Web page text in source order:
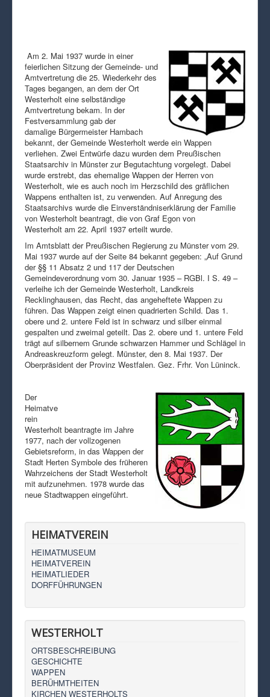
Am 2. Mai 1937 wurde in einer
feierlichen Sitzung der Gemeinde- und
Amtvertretung die 25. Wiederkehr des
Tages begangen, an dem der Ort
Westerholt eine selbständige
Amtvertretung bekam. In der
Festversammlung gab der
damalige Bürgermeister Hambach
bekannt, der Gemeinde Westerholt werde ein Wappen
verliehen. Zwei Entwürfe dazu wurden dem Preußischen
Staatsarchiv in Münster zur Begutachtung vorgelegt. Dabei
wurde erstrebt, das ehemalige Wappen der Herren von
Westerholt, wie es auch noch im Herzschild des gräflichen
Wappens enthalten ist, zu verwenden. Auf Anregung des
Staatsarchivs wurde die Einverständniserklärung der Familie
von Westerholt beantragt, die von Graf Egon von
Westerholt am 22. April 1937 erteilt wurde.
Im Amtsblatt der Preußischen Regierung zu Münster vom 29.
Mai 1937 wurde auf der Seite 84 bekannt gegeben: „Auf Grund
der §§ 11 Absatz 2 und 117 der Deutschen
Gemeindeverordnung vom 30. Januar 1935 – RGBl. I S. 49 –
verleihe ich der Gemeinde Westerholt, Landkreis
Recklinghausen, das Recht, das angeheftete Wappen zu
führen. Das Wappen zeigt einen quadrierten Schild. Das 1.
obere und 2. untere Feld ist in schwarz und silber einmal
gespalten und zweimal geteilt. Das 2. obere und 1. untere Feld
trägt auf silbernem Grunde schwarzen Hammer und Schlägel in
Andreaskreuzform gelegt. Münster, den 8. Mai 1937. Der
Oberpräsident der Provinz Westfalen. Gez. Frhr. Von Lüninck.
Der
Heimatve
rein
Westerholt beantragte im Jahre
1977, nach der vollzogenen
Gebietsreform, in das Wappen der
Stadt Herten Symbole des früheren
Wahrzeichens der Stadt Westerholt
mit aufzunehmen. 1978 wurde das
neue Stadtwappen eingeführt.
HEIMATVEREIN
HEIMATMUSEUM
HEIMATVEREIN
HEIMATLIEDER
DORFFÜHRUNGEN
WESTERHOLT
ORTSBESCHREIBUNG
GESCHICHTE
WAPPEN
BERÜHMTHEITEN
KIRCHEN WESTERHOLTS